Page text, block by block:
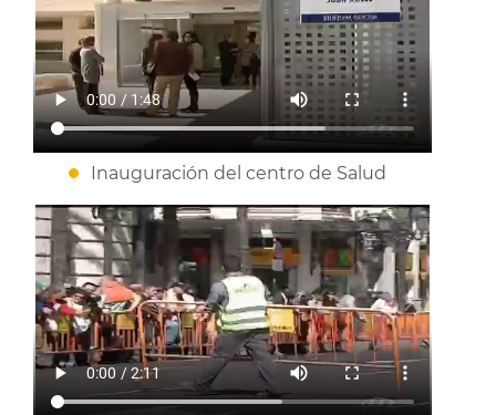
Inauguración del centro de Salud